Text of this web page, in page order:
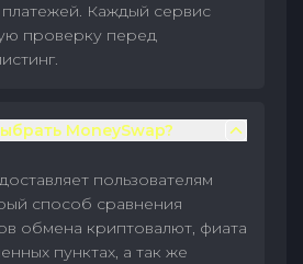
Каждый сервис
проверку перед
MoneySwap?
пользователям
способ сравнения
обмена криптовалют, фиата
пунктах, а так же